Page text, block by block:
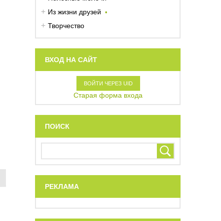
Из жизни друзей
Творчество
ВХОД НА САЙТ
ВОЙТИ ЧЕРЕЗ UID
Старая форма входа
ПОИСК
РЕКЛАМА